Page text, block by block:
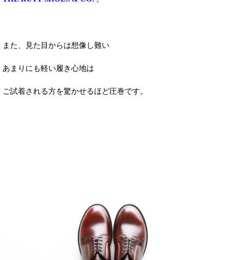
また、見た目からは想像し難い
あまりにも軽い履き心地は
ご試着される方を驚かせるほど圧巻です。